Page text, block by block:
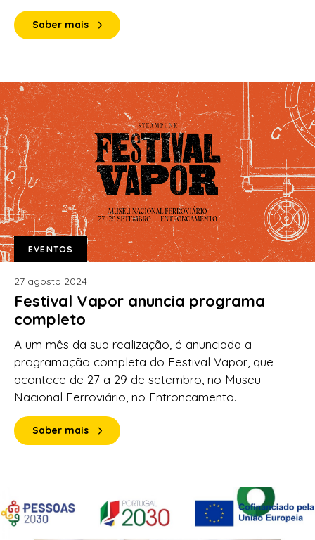
Saber mais
EVENTOS
27 agosto 2024
Festival Vapor anuncia programa
completo
A um mês da sua realização, é anunciada a
programação completa do Festival Vapor, que
acontece de 27 a 29 de setembro, no Museu
Nacional Ferroviário, no Entroncamento.
Saber mais